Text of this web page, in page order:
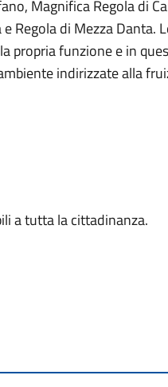
Magnifica Regola di
Regola di Mezza Danta.
propria funzione e in
indirizzate alla
a tutta la cittadinanza.